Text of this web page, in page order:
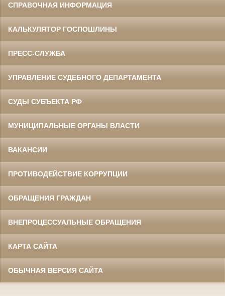
СПРАВОЧНАЯ ИНФОРМАЦИЯ
КАЛЬКУЛЯТОР ГОСПОШЛИНЫ
ПРЕСС-СЛУЖБА
УПРАВЛЕНИЕ СУДЕБНОГО ДЕПАРТАМЕНТА
СУДЫ СУБЪЕКТА РФ
МУНИЦИПАЛЬНЫЕ ОРГАНЫ ВЛАСТИ
ВАКАНСИИ
ПРОТИВОДЕЙСТВИЕ КОРРУПЦИИ
ОБРАЩЕНИЯ ГРАЖДАН
ВНЕПРОЦЕССУАЛЬНЫЕ ОБРАЩЕНИЯ
КАРТА САЙТА
ОБЫЧНАЯ ВЕРСИЯ САЙТА